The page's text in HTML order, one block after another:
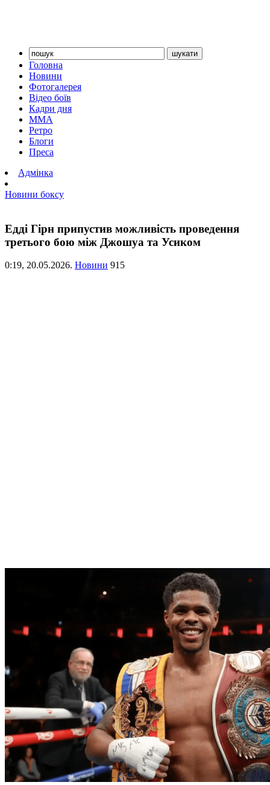
Головна
Новини
Фотогалерея
Відео боїв
Кадри дня
ММА
Ретро
Блоги
Преса
Адмінка
Новини боксу
Едді Гірн припустив можливість проведення
третього бою між Джошуа та Усиком
0:19, 20.05.2026. Новини 915